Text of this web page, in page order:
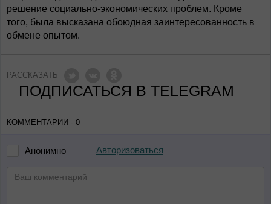
решение социально-экономических проблем. Кроме
того, была высказана обоюдная заинтересованность в
обмене опытом.
РАССКАЗАТЬ
ПОДПИСАТЬСЯ В TELEGRAM
КОММЕНТАРИИ - 0
Анонимно Авторизоваться